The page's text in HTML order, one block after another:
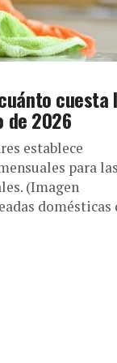
cuesta
de 2026
establece
para las
(Imagen
domésticas